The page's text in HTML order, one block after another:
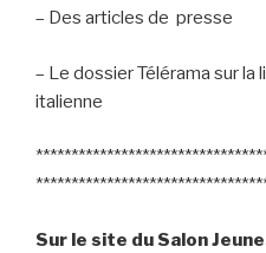
– Des articles de presse
– Le dossier Télérama sur
italienne
Sur le site du Salon